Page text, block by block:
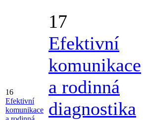
16
Efektivní
komunikace
17
Efektivní
komunikace
a rodinná
diagnostika